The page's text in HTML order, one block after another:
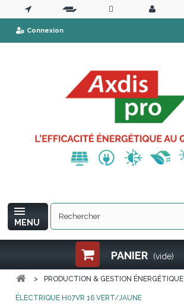
Connexion
PANIER (vide)
MENU
> PRODUCTION & GESTION ÉNERGÉTIQUE
ÉLECTRIQUE H07VR 16 VERT/JAUNE